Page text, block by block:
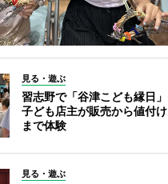
見る・遊ぶ
習志野で「谷津こども縁日」
子ども店主が販売から値付け
まで体験
見る・遊ぶ